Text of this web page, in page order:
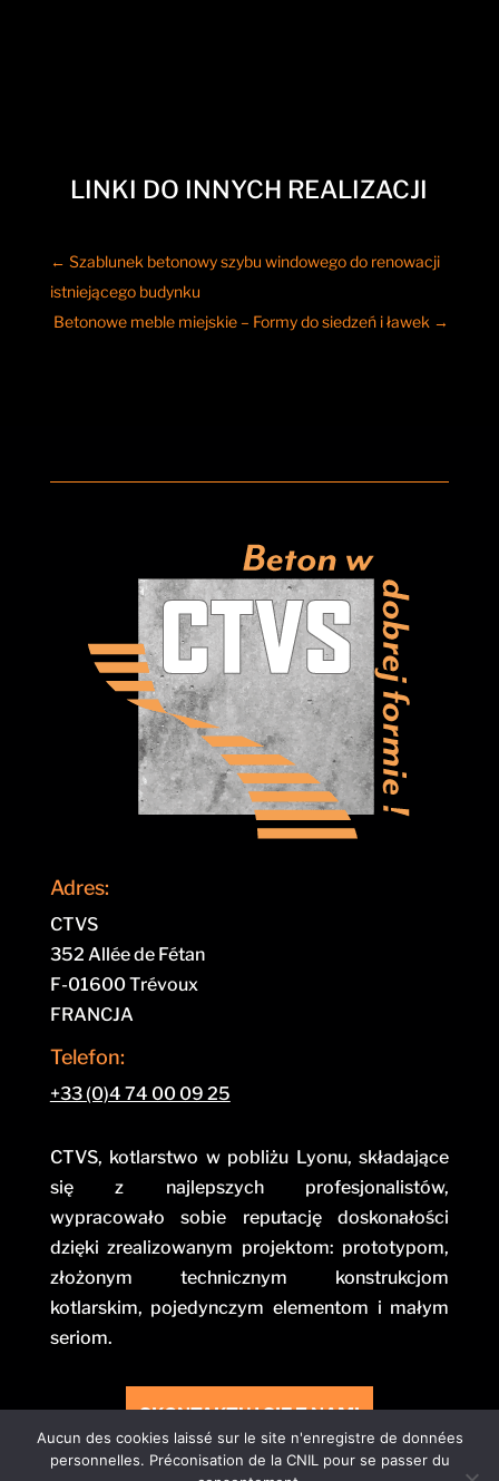
LINKI DO INNYCH REALIZACJI
← Szablunek betonowy szybu windowego do renowacji
istniejącego budynku
Betonowe meble miejskie – Formy do siedzeń i ławek →
Adres:
CTVS
352 Allée de Fétan
F-01600 Trévoux
FRANCJA
Telefon:
+33 (0)4 74 00 09 25
CTVS, kotlarstwo w pobliżu Lyonu, składające
się z najlepszych profesjonalistów,
wypracowało sobie reputację doskonałości
dzięki zrealizowanym projektom: prototypom,
złożonym technicznym konstrukcjom
kotlarskim, pojedynczym elementom i małym
seriom.
SKONTAKTUJ SIĘ Z NAMI
Aucun des cookies laissé sur le site n'enregistre de données
personnelles. Préconisation de la CNIL pour se passer du